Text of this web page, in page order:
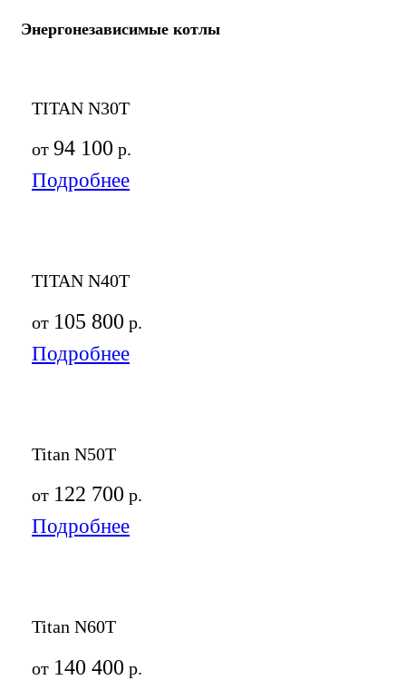
Энергонезависимые котлы
TITAN N30T
от 94 100 р.
Подробнее
TITAN N40T
от 105 800 р.
Подробнее
Titan N50T
от 122 700 р.
Подробнее
Titan N60T
от 140 400 р.